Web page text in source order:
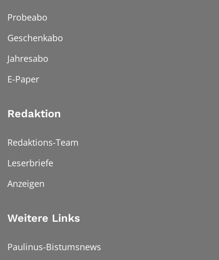
Probeabo
Geschenkabo
Jahresabo
E-Paper
Redaktion
Redaktions-Team
Leserbriefe
Anzeigen
Weitere Links
Paulinus-Bistumsnews